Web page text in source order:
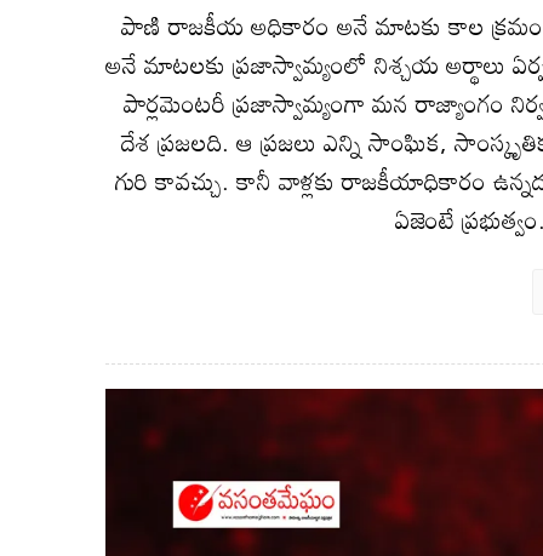
పాణి రాజకీయ అధికారం అనే మాటకు కాల
అనే మాటలకు ప్రజాస్వామ్యంలో నిశ్చయ అర్థాలు
పార్లమెంటరీ ప్రజాస్వామ్యంగా మన రాజ్యాంగం
దేశ ప్రజలది. ఆ ప్రజలు ఎన్ని సాంఘిక,
గురి కావచ్చు. కానీ వాళ్లకు రాజకీయాధికారం
ఏజెంటే